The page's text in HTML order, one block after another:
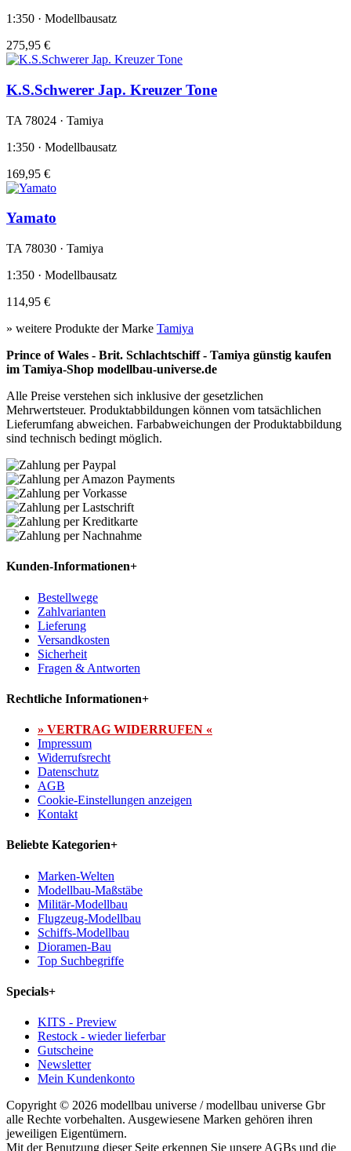
1:350 · Modellbausatz
275,95 €
K.S.Schwerer Jap. Kreuzer Tone
TA 78024 · Tamiya
1:350 · Modellbausatz
169,95 €
Yamato
TA 78030 · Tamiya
1:350 · Modellbausatz
114,95 €
» weitere Produkte der Marke Tamiya
Prince of Wales - Brit. Schlachtschiff - Tamiya günstig kaufen
im Tamiya-Shop modellbau-universe.de
Alle Preise verstehen sich inklusive der gesetzlichen
Mehrwertsteuer. Produktabbildungen können vom tatsächlichen
Lieferumfang abweichen. Farbabweichungen der Produktabbildung
sind technisch bedingt möglich.
Kunden-Informationen+
Bestellwege
Zahlvarianten
Lieferung
Versandkosten
Sicherheit
Fragen & Antworten
Rechtliche Informationen+
» VERTRAG WIDERRUFEN «
Impressum
Widerrufsrecht
Datenschutz
AGB
Cookie-Einstellungen anzeigen
Kontakt
Beliebte Kategorien+
Marken-Welten
Modellbau-Maßstäbe
Militär-Modellbau
Flugzeug-Modellbau
Schiffs-Modellbau
Dioramen-Bau
Top Suchbegriffe
Specials+
KITS - Preview
Restock - wieder lieferbar
Gutscheine
Newsletter
Mein Kundenkonto
Copyright © 2026 modellbau universe / modellbau universe Gbr
alle Rechte vorbehalten. Ausgewiesene Marken gehören ihren
jeweiligen Eigentümern.
Mit der Benutzung dieser Seite erkennen Sie unsere AGBs und die